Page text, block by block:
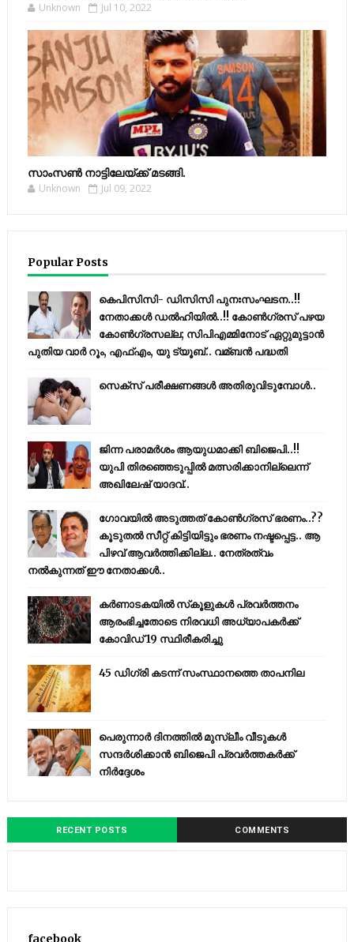
Unknown Jul 10, 2022
സാംസണ്‍ നാട്ടിലേയ്‌ക്ക് മടങ്ങി.
Unknown Jul 09, 2022
Popular Posts
കെപിസിസി- ഡിസിസി പുനഃസംഘടന..!!
നേതാക്കൾ ഡൽഹിയിൽ..!! കോണ്‍ഗ്രസ് പഴയ
കോണ്‍ഗ്രസല്ല; സിപിഎമ്മിനോട് ഏറ്റുമുട്ടാന്‍
പുതിയ വാര്‍ റൂം, എഫ്‌എം, യു ട്യൂബ്.. വമ്ബന്‍ പദ്ധതി
സെക്സ് പരീക്ഷണങ്ങൾ അതിരുവിടുമ്പോൾ..
ജിന്ന പരാമര്‍ശം ആയുധമാക്കി ബിജെപി..!!
യുപി തിരഞ്ഞെടുപ്പില്‍ മത്സരിക്കാനില്ലെന്ന്
അഖിലേഷ് യാദവ്..
ഗോവയിൽ അടുത്തത് കോൺഗ്രസ് ഭരണം..??
കൂടുതൽ സീറ്റ് കിട്ടിയിട്ടും ഭരണം നഷ്ടപ്പെട്ട.. ആ
പിഴവ് ആവർത്തിക്കില്ല.. നേത്രത്വം
നൽകുന്നത് ഈ നേതാക്കൾ..
കര്‍ണാടകയില്‍ സ്‌കൂളുകള്‍ പ്രവര്‍ത്തനം
ആരംഭിച്ചതോടെ നിരവധി അധ്യാപകര്‍ക്ക്
കോവിഡ് 19 സ്ഥിരീകരിച്ചു
45 ഡിഗ്രി കടന്ന് സംസ്ഥാനത്തെ താപനില
പെരുന്നാര്‍ ദിനത്തില്‍ മുസ്ലീം വീടുകള്‍
സന്ദര്‍ശിക്കാന്‍ ബിജെപി പ്രവര്‍ത്തകര്‍ക്ക്
നിര്‍ദ്ദേശം
RECENT POSTS COMMENTS
facebook